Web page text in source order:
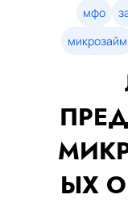
Займы онлайн
Денежные кредиты
мфо
микрозайм
ЫХ